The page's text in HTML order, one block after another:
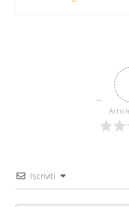
Iscriviti